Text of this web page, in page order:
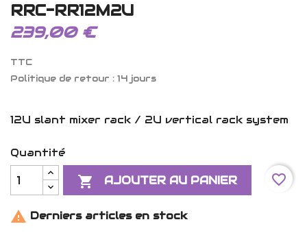
RRC-RR12M2U
239,00 €
TTC
Politique de retour : 14 jours
12U slant mixer rack / 2U vertical rack system
Quantité
 AJOUTER AU PANIER favorite_border
 Derniers articles en stock